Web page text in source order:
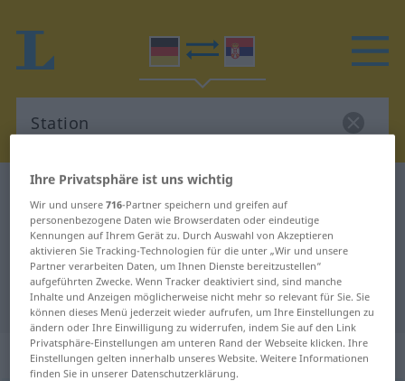
Deutsch-Serbisch Wörterbuch
Deutsch-Serbisch Übersetzung für
"Station"
"Station" Serbisch Übersetzung
„Station“: weiblich, feminin
Ihre Privatsphäre ist uns wichtig
Wir und unsere716-Partner speichern und greifen auf
personenbezogene Daten wie Browserdaten oder eindeutige
Kennungen auf Ihrem Gerät zu. Durch Auswahl von Akzeptieren
aktivieren Sie Tracking-Technologien für die unter „Wir und unsere
Partner verarbeiten Daten, um Ihnen Dienste bereitzustellen“
aufgeführten Zwecke. Wenn Tracker deaktiviert sind, sind manche
Inhalte und Anzeigen möglicherweise nicht mehr so relevant für Sie. Sie
können dieses Menü jederzeit wieder aufrufen, um Ihre Einstellungen zu
ändern oder Ihre Einwilligung zu widerrufen, indem Sie auf den Link
Privatsphäre-Einstellungen am unteren Rand der Webseite klicken. Ihre
Einstellungen gelten innerhalb unseres Website. Weitere Informationen
finden Sie in unserer Datenschutzerklärung.